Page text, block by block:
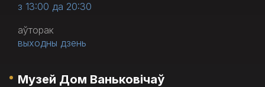
з 13:00 да 20:30
аўторак
выходны дзень
Музей Дом Ваньковічаў